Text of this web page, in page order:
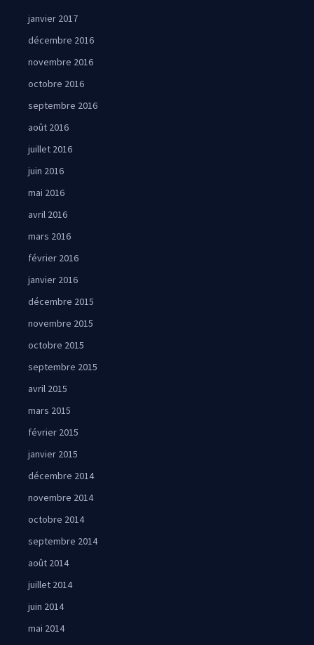
janvier 2017
décembre 2016
novembre 2016
octobre 2016
septembre 2016
août 2016
juillet 2016
juin 2016
mai 2016
avril 2016
mars 2016
février 2016
janvier 2016
décembre 2015
novembre 2015
octobre 2015
septembre 2015
avril 2015
mars 2015
février 2015
janvier 2015
décembre 2014
novembre 2014
octobre 2014
septembre 2014
août 2014
juillet 2014
juin 2014
mai 2014